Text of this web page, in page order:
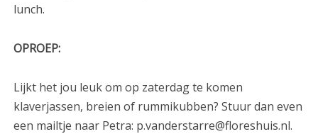
lunch.
OPROEP:
Lijkt het jou leuk om op zaterdag te komen
klaverjassen, breien of rummikubben? Stuur dan even
een mailtje naar Petra: p.vanderstarre@floreshuis.nl.